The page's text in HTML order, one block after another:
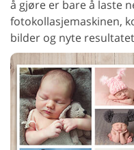
å gjøre er bare å laste
fotokollasjemaskinen,
bilder og nyte